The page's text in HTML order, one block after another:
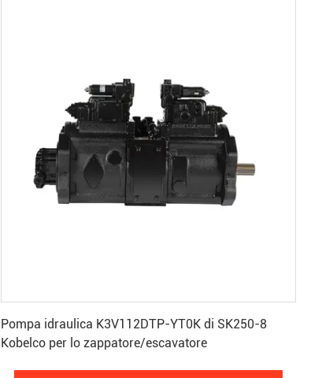
Pompa idraulica K3V112DTP-YT0K di SK250-8
Kobelco per lo zappatore/escavatore